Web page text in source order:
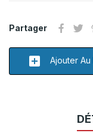
Partager
add_box Ajouter Au